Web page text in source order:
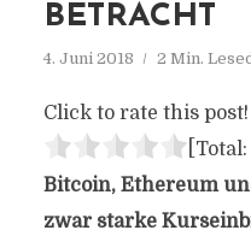
BETRACHT
4. Juni 2018 2 Min.
Click to rate this post!
[Total:
Bitcoin, Ethereum
zwar starke